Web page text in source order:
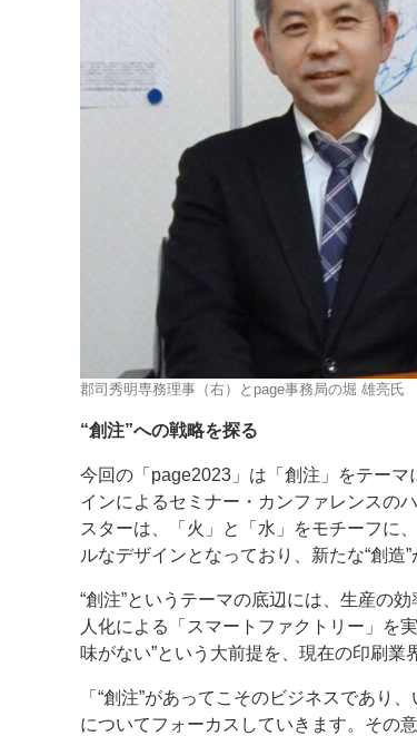
郡司秀明専務理事（右）とpage事務局の堀 雄亮氏
“創注”への戦略を探る
今回の「page2023」は「創注」をテー
インによるセミナー・カンファレンスの
スターは、「火」と「水」をモチーフに
ルなデザインとなっており、新たな“創造”
“創注”というテーマの底辺には、生産の
人化による「スマートファクトリー」を
味がない”という大前提を、現在の印刷業
「“創注”があってこそのビジネスであり
についてフォーカスしていきます。その